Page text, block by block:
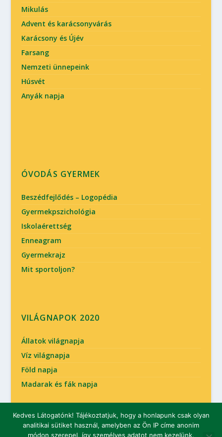
Mikulás
Advent és karácsonyvárás
Karácsony és Újév
Farsang
Nemzeti ünnepeink
Húsvét
Anyák napja
ÓVODÁS GYERMEK
Beszédfejlődés – Logopédia
Gyermekpszichológia
Iskolaérettség
Enneagram
Gyermekrajz
Mit sportoljon?
VILÁGNAPOK 2020
Állatok világnapja
Víz világnapja
Föld napja
Madarak és fák napja
Tervezte:Elegant Themes| Üzemeltető:WordPress
Kedves Látogatónk! Tájékoztatjuk, hogy a honlapunk csak olyan
analitikai sütiket használ, amelyben az Ön IP címe anonim
módon szerepel, így személyes adatot nem kezelünk.